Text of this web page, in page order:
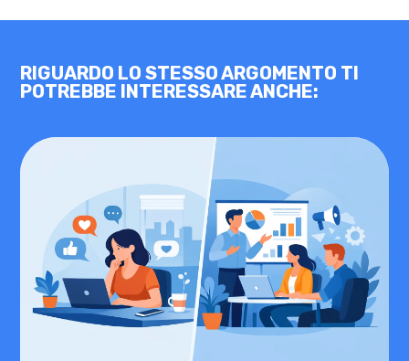
RIGUARDO LO STESSO ARGOMENTO TI
POTREBBE INTERESSARE ANCHE: